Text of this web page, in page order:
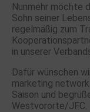
Nunmehr möchte
Sohn seiner
regelmäßig zum
in unserer
Dafür wünschen
marketing
Saison und
Westvororte/JFC.